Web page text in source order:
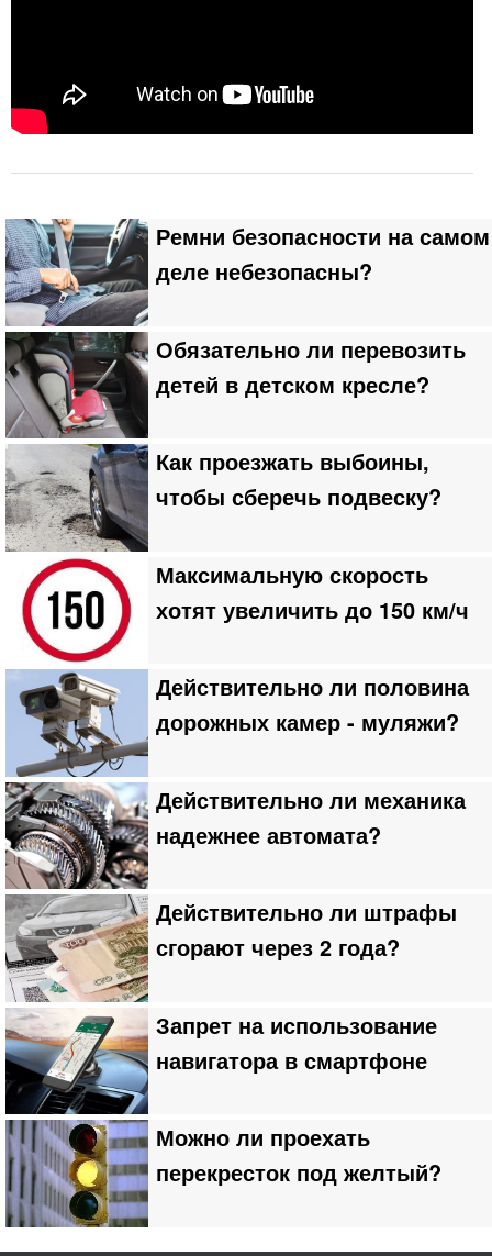
Ремни безопасности на самом
деле небезопасны?
Обязательно ли перевозить
детей в детском кресле?
Как проезжать выбоины,
чтобы сберечь подвеску?
Максимальную скорость
хотят увеличить до 150 км/ч
Действительно ли половина
дорожных камер - муляжи?
Действительно ли механика
надежнее автомата?
Действительно ли штрафы
сгорают через 2 года?
Запрет на использование
навигатора в смартфоне
Можно ли проехать
перекресток под желтый?